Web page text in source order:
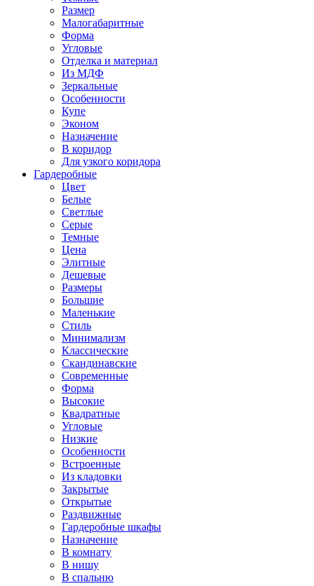
Размер
Малогабаритные
Форма
Угловые
Отделка и материал
Из МДФ
Зеркальные
Особенности
Купе
Эконом
Назначение
В коридор
Для узкого коридора
Гардеробные
Цвет
Белые
Светлые
Серые
Темные
Цена
Элитные
Дешевые
Размеры
Большие
Маленькие
Стиль
Минимализм
Классические
Скандинавские
Современные
Форма
Высокие
Квадратные
Угловые
Низкие
Особенности
Встроенные
Из кладовки
Закрытые
Открытые
Раздвижные
Гардеробные шкафы
Назначение
В комнату
В нишу
В спальню